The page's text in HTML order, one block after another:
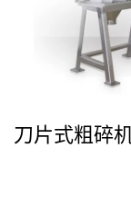
刀片式粗碎